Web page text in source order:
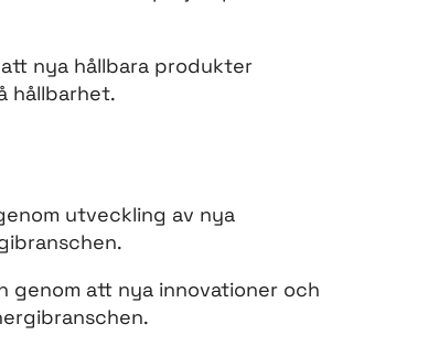
nya hållbara produkter
hållbarhet.
utveckling av nya
genom att nya innovationer och